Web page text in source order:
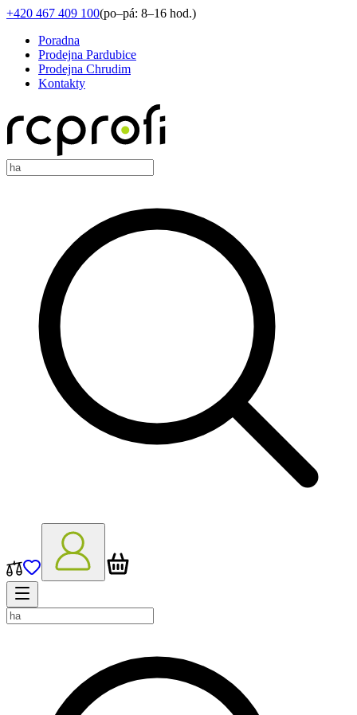
+420 467 409 100(po–pá: 8–16 hod.)
Poradna
Prodejna Pardubice
Prodejna Chrudim
Kontakty